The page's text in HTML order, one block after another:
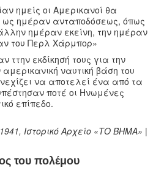
ημείς οι Αμερικανοί θα
ως ημέραν ανταποδόσεως, όπως
ημέραν εκείνη, την ημέραν
του Περλ Χάρμπορ»
ττην εκδίκησή τους για την
ναυτική βάση του
να αποτελεί ένα από τα
ποτέ οι Ηνωμένες
επίπεδο.
Ιστορικό Αρχείο «ΤΟ ΒΗΜΑ» |
του πολέμου